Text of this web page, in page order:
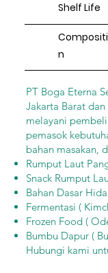
Shelf Life
n
PT Boga Eterna
Jakarta Barat
melayani
pemasok
bahan masakan,
Rumput Laut
Snack Rumput
Bahan Dasar
Fermentasi (
Frozen Food (
Bumbu Dapur (
Hubungi kami